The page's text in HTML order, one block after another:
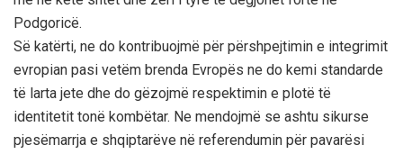
Podgoricë.
Së katërti, ne do kontribuojmë për përshpejtimin e integrimit
evropian pasi vetëm brenda Evropës ne do kemi standarde
të larta jete dhe do gëzojmë respektimin e plotë të
identitetit tonë kombëtar. Ne mendojmë se ashtu sikurse
pjesëmarrja e shqiptarëve në referendumin për pavarësi